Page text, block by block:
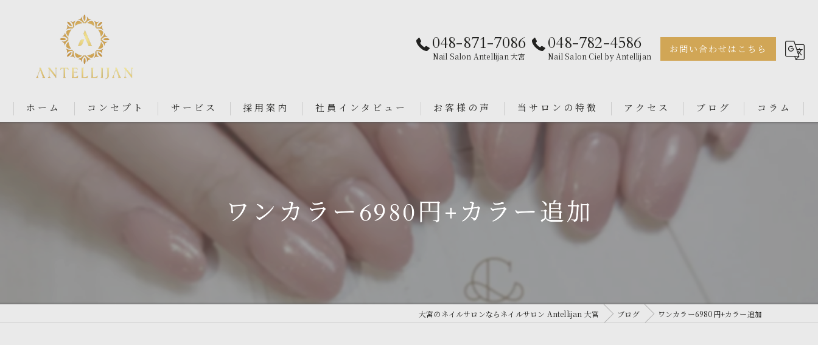
048-871-7086
Nail Salon Antellijan 大宮
048-782-4586
Nail Salon Ciel by Antellijan
お問い合わせはこちら
ホーム コンセプト サービス
Nail Salon Antellijan 大宮
Nail Salon Ciel By Antellijan
採用案内 社員インタビュー お客様の声 当サロンの特徴
シンプル
ニュアンス
アクセス
Nail Salon Antellijan 大宮
ブログ コラム
ワンカラー6980円+カラー追加
大宮のネイルサロンならネイルサロン Antellijan 大宮 ブログ ワンカラー6980円+カラー追加